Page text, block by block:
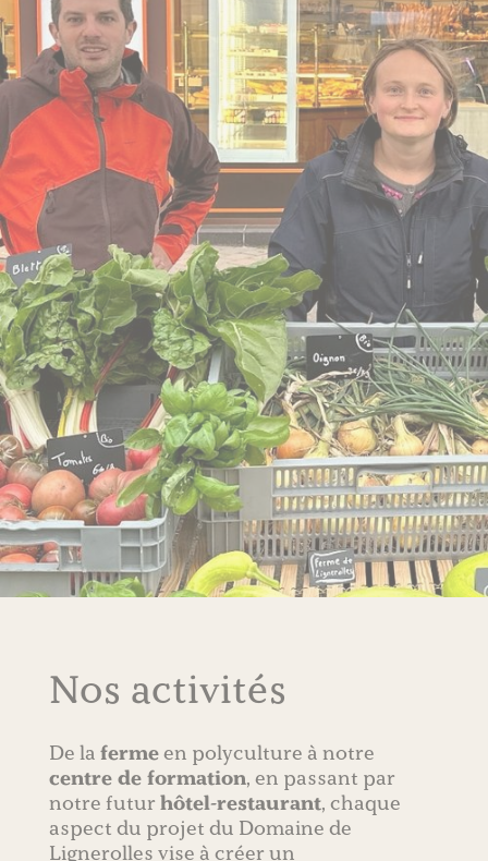
Nos activités
De la fermeen polyculture à notre
centre de formation, en passant par
notre futur hôtel-restaurant, chaque
aspect du projet du Domaine de
Lignerolles vise à créer un